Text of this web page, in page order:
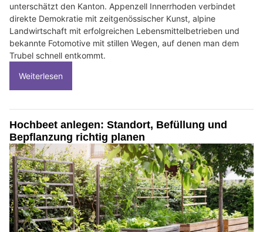
unterschätzt den Kanton. Appenzell Innerrhoden verbindet
direkte Demokratie mit zeitgenössischer Kunst, alpine
Landwirtschaft mit erfolgreichen Lebensmittelbetrieben und
bekannte Fotomotive mit stillen Wegen, auf denen man dem
Trubel schnell entkommt.
Weiterlesen
Hochbeet anlegen: Standort, Befüllung und
Bepflanzung richtig planen